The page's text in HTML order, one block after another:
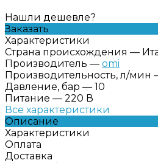
Нашли дешевле?
Заказать
Характеристики
Страна происхождения —
Производитель — omi
Производительность, л/мин
Давление, бар — 10
Питание — 220 В
Все характеристики
Описание
Характеристики
Оплата
Доставка